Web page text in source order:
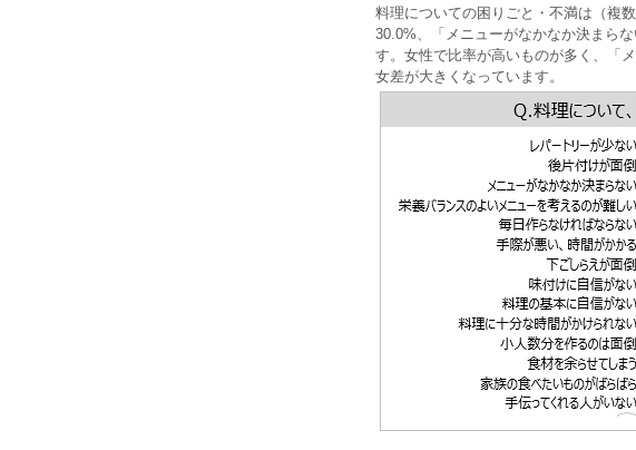
料理についての困りごと・不満は（複
30.0%、「メニューがなかなか決まら
す。女性で比率が高いものが多く、「
女差が大きくなっています。